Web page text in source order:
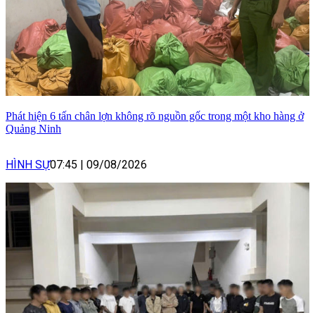
Phát hiện 6 tấn chân lợn không rõ nguồn gốc trong một kho hàng ở
Quảng Ninh
HÌNH SỰ07:45 09/08/2026